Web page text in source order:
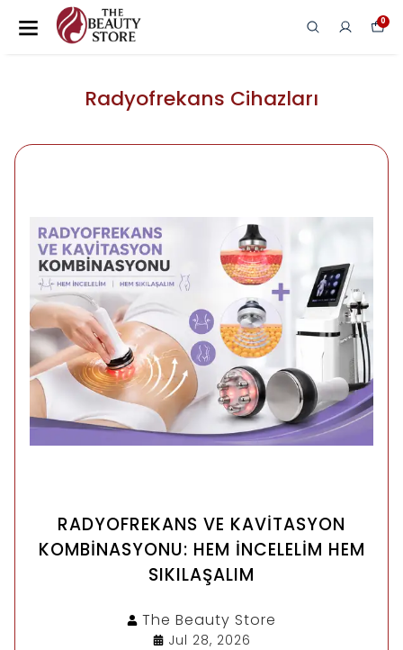
0
Radyofrekans Cihazları
RADYOFREKANS VE KAVİTASYON
KOMBİNASYONU: HEM İNCELELİM HEM
SIKILAŞALIM
The Beauty Store
Jul 28, 2026